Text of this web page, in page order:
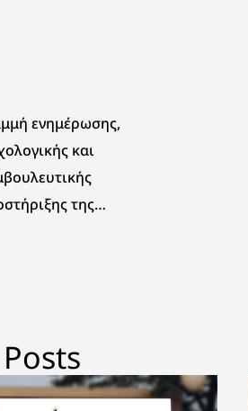
ενημέρωσης,
και
της